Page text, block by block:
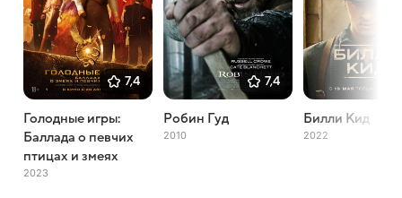
7,4
Голодные игры:
Баллада о певчих
птицах и змеях
2023
7,4
Робин Гуд
2010
Билли Кид
2022